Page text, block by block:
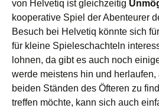
von Helvetiq ist gleichzeitig
kooperative Spiel der Abenteurer
Besuch bei Helvetiq könnte sich
für kleine Spieleschachteln
lohnen, da gibt es auch noch
werde meistens hin und
beiden Ständen des Öfteren zu
treffen möchte, kann sich auch